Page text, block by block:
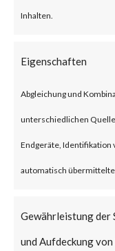
Inhalten.
Eigenschaften
Abgleichung und
unterschiedlichen
Endgeräte, Identifikation
automatisch
Gewährleistung der
und Aufdeckung
2023-
2023. As a
malware
reportedly
FortiGuard
version of
possible.